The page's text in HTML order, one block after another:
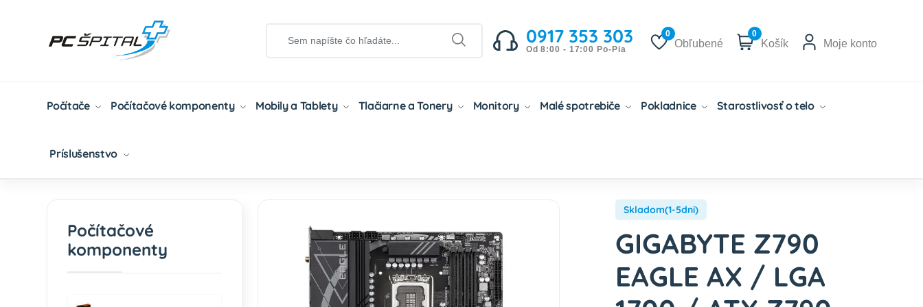
0917 353 303
Od 8:00 - 17:00 Po-Pia
0
Obľubené
0
Košík Moje konto
Počítače Počítačové komponenty Mobily a Tablety Tlačiarne a Tonery Monitory Malé spotrebiče Pokladnice Starostlivosť o telo
Príslušenstvo
Domov Počítačové Komponenty
Skladom(1-5dni)
GIGABYTE Z790
EAGLE AX / LGA
Počítačové
komponenty